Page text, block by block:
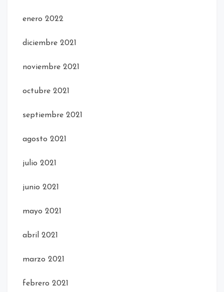
enero 2022
diciembre 2021
noviembre 2021
octubre 2021
septiembre 2021
agosto 2021
julio 2021
junio 2021
mayo 2021
abril 2021
marzo 2021
febrero 2021